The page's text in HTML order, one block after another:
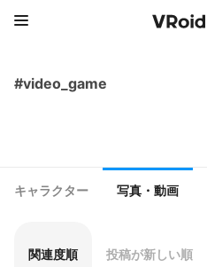
#video_game
キャラクター 写真・動画
関連度順 投稿が新しい順